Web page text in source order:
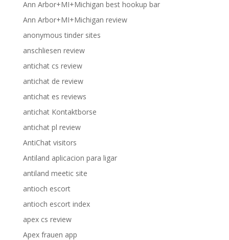
Ann Arbor+MI+Michigan best hookup bar
Ann Arbor+MI+Michigan review
anonymous tinder sites
anschliesen review
antichat cs review
antichat de review
antichat es reviews
antichat Kontaktborse
antichat pl review
AntiChat visitors
Antiland aplicacion para ligar
antiland meetic site
antioch escort
antioch escort index
apex cs review
Apex frauen app